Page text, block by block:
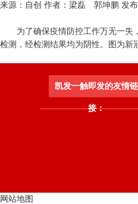
来源：自创 作者：梁磊 郭坤鹏 发
为了确保疫情防控工作万无一失，
检测，经检测结果均为阴性。图为
凯发一触即发的友情链
接：
网站地图